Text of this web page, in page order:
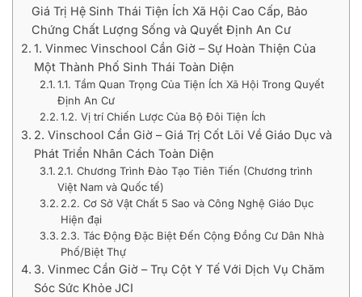
Giá Trị Hệ Sinh Thái Tiện Ích Xã Hội Cao Cấp, Bảo
Chứng Chất Lượng Sống và Quyết Định An Cư
1. Vinmec Vinschool Cần Giờ – Sự Hoàn Thiện Của
Một Thành Phố Sinh Thái Toàn Diện
1.1. Tầm Quan Trọng Của Tiện Ích Xã Hội Trong Quyết
Định An Cư
1.2. Vị trí Chiến Lược Của Bộ Đôi Tiện Ích
2. Vinschool Cần Giờ – Giá Trị Cốt Lõi Về Giáo Dục và
Phát Triển Nhân Cách Toàn Diện
2.1. Chương Trình Đào Tạo Tiên Tiến (Chương trình
Việt Nam và Quốc tế)
2.2. Cơ Sở Vật Chất 5 Sao và Công Nghệ Giáo Dục
Hiện đại
2.3. Tác Động Đặc Biệt Đến Cộng Đồng Cư Dân Nhà
Phố/Biệt Thự
3. Vinmec Cần Giờ – Trụ Cột Y Tế Với Dịch Vụ Chăm
Sóc Sức Khỏe JCI